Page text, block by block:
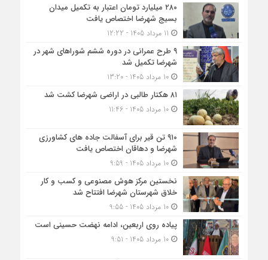
۲۸۰ میلیارد تومان اعتبار به تکمیل میدان
بسیج شهرضا اختصاص یافت
۹ طرح عمرانی در دوره ششم شوراهای شهر در
شهرضا تکمیل شد
10 مرداد 1405 - 13:20
۸۱ هکتار طالبی در اراضی شهرضا کشت شد
10 مرداد 1405 - 11:46
۹۱۰ تن قیر برای آسفالت جاده های کشاورزی
شهرضا و دهاقان اختصاص یافت
10 مرداد 1405 - 9:59
نخستین مرکز هوش مصنوعی و کسب‌ و کار
خلاق شهرستان شهرضا افتتاح شد
10 مرداد 1405 - 9:55
پیاده روی اربعین، ادامه نهضت حسینی است
10 مرداد 1405 - 9:51